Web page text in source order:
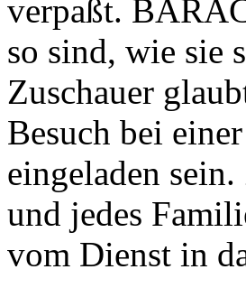
verpaßt.
so sind, wie sie
Zuschauer
Besuch bei
eingeladen
und jedes
vom Dienst in